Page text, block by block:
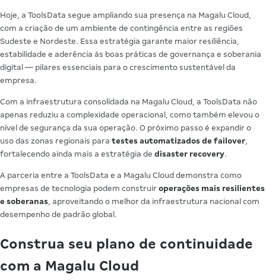
Hoje, a ToolsData segue ampliando sua presença na Magalu Cloud,
com a criação de um ambiente de contingência entre as regiões
Sudeste e Nordeste. Essa estratégia garante maior resiliência,
estabilidade e aderência às boas práticas de governança e soberania
digital — pilares essenciais para o crescimento sustentável da
empresa.
Com a infraestrutura consolidada na Magalu Cloud, a ToolsData não
apenas reduziu a complexidade operacional, como também elevou o
nível de segurança da sua operação. O próximo passo é expandir o
uso das zonas regionais para testes automatizados de failover
fortalecendo ainda mais a estratégia de disaster recovery.
A parceria entre a ToolsData e a Magalu Cloud demonstra como
empresas de tecnologia podem construir operações mais resilientes
e soberanas , aproveitando o melhor da infraestrutura nacional com
desempenho de padrão global.
Construa seu plano de continuidade
com a Magalu Cloud